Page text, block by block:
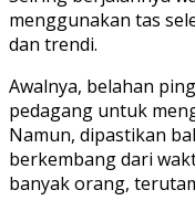
menggunakan tas
dan trendi.
Awalnya, belahan
pedagang untuk
Namun, dipastikan
berkembang dari
banyak orang,